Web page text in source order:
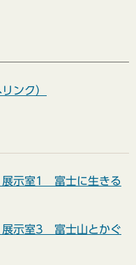
ンク）
示室1 富士に生きる
示室3 富士山とかぐ